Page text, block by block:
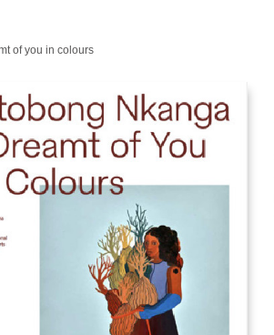
of you in colours